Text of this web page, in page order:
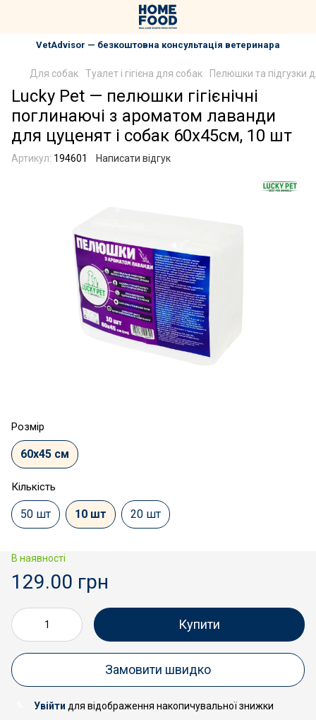
VetAdvisor — безкоштовна консультація ветеринара
Для собак Туалет і гігієна для собак Пелюшки та підгузки
Lucky Pet — пелюшки гігієнічні
поглинаючі з ароматом лаванди
для цуценят і собак 60x45cм, 10 шт
Артикул: 194601 Написати відгук
Розмір
60х45 см
Кількість
50 шт 10 шт 20 шт
В наявності
129.00 грн
Купити
Замовити швидко
Увійти для відображення накопичувальної знижки